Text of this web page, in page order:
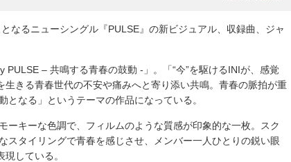
なるニューシングル『PULSE』の新ビジュアル、収録曲、ジャ
– 共鳴する青春の鼓動 -」。「“今”を駆けるINIが、感覚
生きる青春世代の不安や痛みへと寄り添い共鳴。青春の脈拍が重
となる」というテーマの作品になっている。
キーな色調で、フィルムのような質感が印象的な一枚。スク
スタイリングで青春を感じさせ、メンバー一人ひとりの鋭い眼
している。